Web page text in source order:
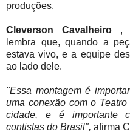
produções.
Cleverson Cavalheiro ,
lembra que, quando a
estava vivo, e a equipe
ao lado dele.
"Essa montagem é
uma conexão com o
cidade, e é importante
contistas do Brasil", afirma